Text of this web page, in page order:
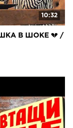
10:32
В ШОКЕ 💔 /